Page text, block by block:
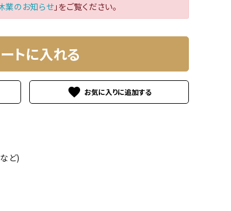
業のお知らせ 」をご覧ください。
トに入れる
favorite
ど)